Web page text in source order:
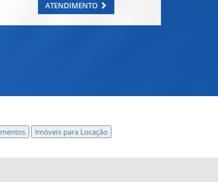
ATENDIMENTO
Imóveis para Locação